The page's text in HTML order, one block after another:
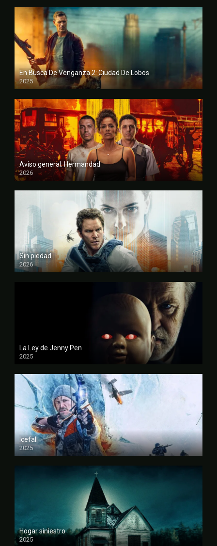
En Busca De Venganza 2: Ciudad De Lobos
2025
FULL HD
Aviso general: Hermandad
2026
FULL HD
Sin piedad
2026
FULL HD
La Ley de Jenny Pen
2025
FULL HD
Icefall
2025
FULL HD
Hogar siniestro
2025
FULL HD